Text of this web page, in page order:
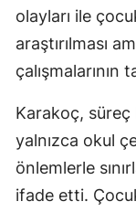
olayları ile
araştırılması
çalışmalarının
Karakoç,
yalnızca okul
önlemlerle
ifade etti.